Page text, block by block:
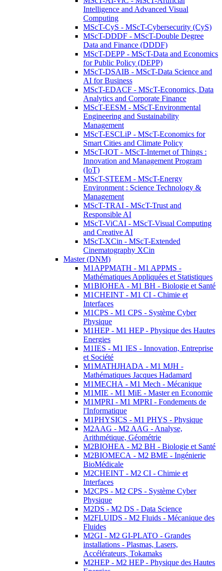
Intelligence and Advanced Visual
Computing
MScT-CyS - MScT-Cybersecurity (CyS)
MScT-DDDF - MScT-Double Degree
Data and Finance (DDDF)
MScT-DEPP - MScT-Data and Economics
for Public Policy (DEPP)
MScT-DSAIB - MScT-Data Science and
AI for Business
MScT-EDACF - MScT-Economics, Data
Analytics and Corporate Finance
MScT-EESM - MScT-Environmental
Engineering and Sustainability
Management
MScT-ESCLiP - MScT-Economics for
Smart Cities and Climate Policy
MScT-IOT - MScT-Internet of Things :
Innovation and Management Program
(IoT)
MScT-STEEM - MScT-Energy
Environment : Science Technology &
Management
MScT-TRAI - MScT-Trust and
Responsible AI
MScT-ViCAI - MScT-Visual Computing
and Creative AI
MScT-XCin - MScT-Extended
Cinematography XCin
Master (DNM)
M1APPMATH - M1 APPMS -
Mathématiques Appliquées et Statistiques
M1BIOHEA - M1 BH - Biologie et Santé
M1CHEINT - M1 CI - Chimie et
Interfaces
M1CPS - M1 CPS - Système Cyber
Physique
M1HEP - M1 HEP - Physique des Hautes
Energies
M1IES - M1 IES - Innovation, Entreprise
et Société
M1MATHJHADA - M1 MJH -
Mathématiques Jacques Hadamard
M1MECHA - M1 Mech - Mécanique
M1MIE - M1 MiE - Master en Economie
M1MPRI - M1 MPRI - Fondements de
l'Informatique
M1PHYSICS - M1 PHYS - Physique
M2AAG - M2 AAG - Analyse,
Arithmétique, Géométrie
M2BIOHEA - M2 BH - Biologie et Santé
M2BIOMECA - M2 BME - Ingénierie
BioMédicale
M2CHEINT - M2 CI - Chimie et
Interfaces
M2CPS - M2 CPS - Système Cyber
Physique
M2DS - M2 DS - Data Science
M2FLUIDS - M2 Fluids - Mécanique des
Fluides
M2GI - M2 GI-PLATO - Grandes
installations - Plasmas, Lasers,
Accélérateurs, Tokamaks
M2HEP - M2 HEP - Physique des Hautes